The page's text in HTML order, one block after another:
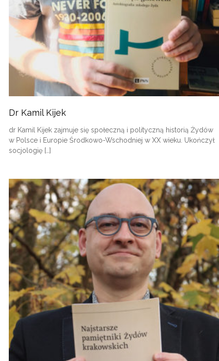
Dr Kamil Kijek
dr Kamil Kijek zajmuje się społeczną i polityczną historią Żydów
w Polsce i Europie Środkowo-Wschodniej w XX wieku. Ukończył
socjologię […]